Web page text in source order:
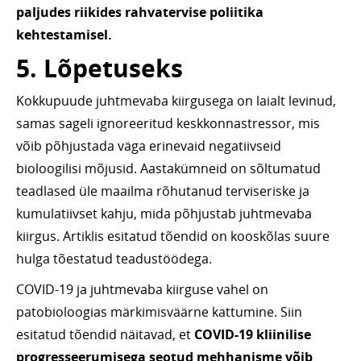
paljudes riikides rahvatervise poliitika
kehtestamisel.
5. Lõpetuseks
Kokkupuude juhtmevaba kiirgusega on laialt levinud,
samas sageli ignoreeritud keskkonnastressor, mis
võib põhjustada väga erinevaid negatiivseid
bioloogilisi mõjusid. Aastakümneid on sõltumatud
teadlased üle maailma rõhutanud terviseriske ja
kumulatiivset kahju, mida põhjustab juhtmevaba
kiirgus. Artiklis esitatud tõendid on kooskõlas suure
hulga tõestatud teadustöödega.
COVID-19 ja juhtmevaba kiirguse vahel on
patobioloogias märkimisväärne kattumine. Siin
esitatud tõendid näitavad, et COVID-19 kliinilise
progresseerumisega seotud mehhanisme võib